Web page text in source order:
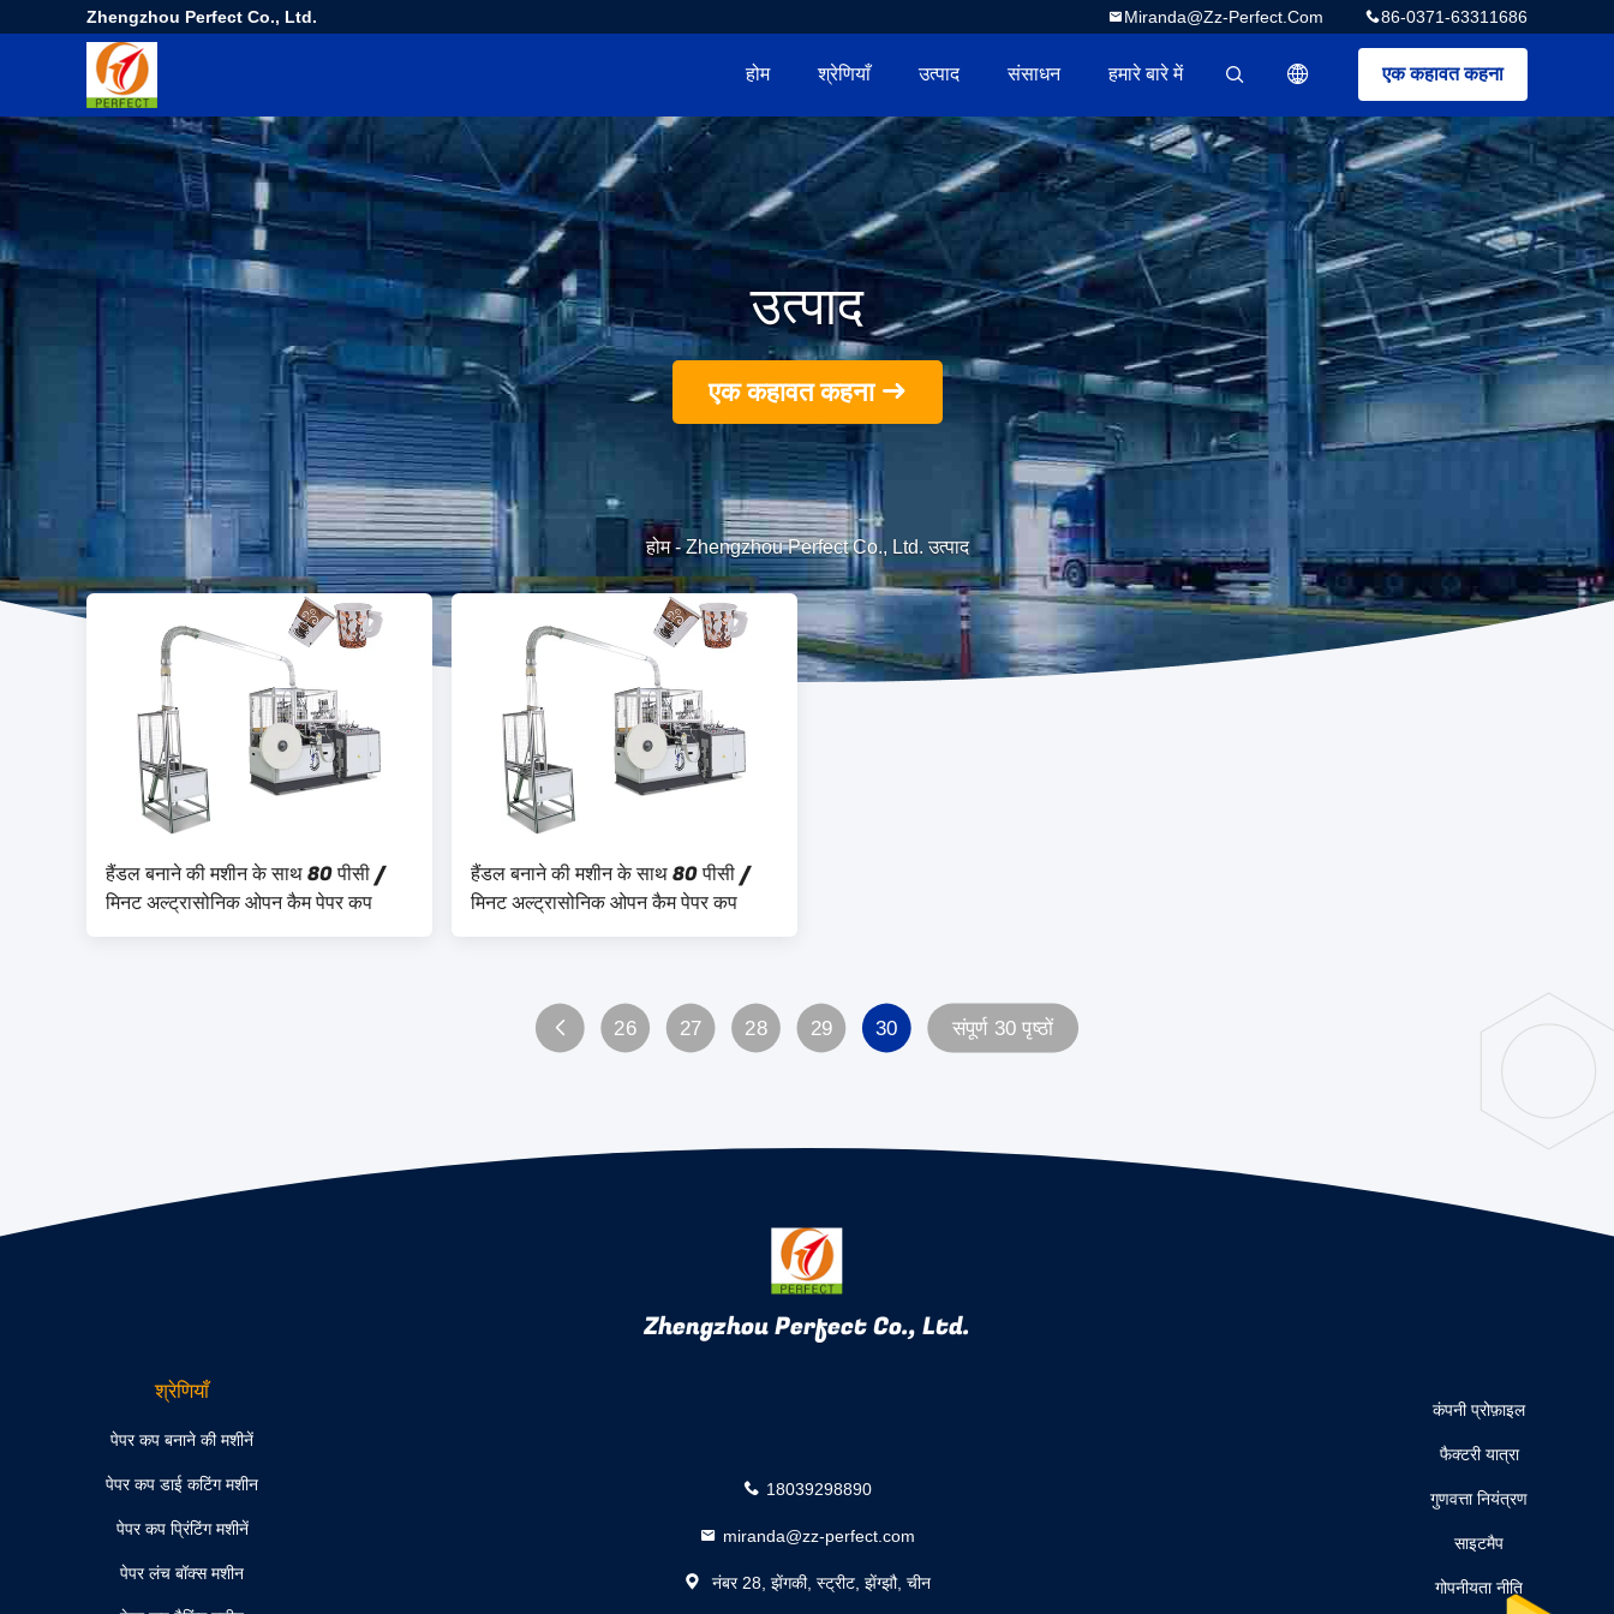
Zhengzhou Perfect Co., Ltd. 86-0371-63311686
Miranda@zz-Perfect.com
एक कहावत कहना
描述
होम श्रेणियाँ उत्पाद संसाधन हमारे बारे में
उत्पाद
एक कहावत कहना
होम-Zhengzhou Perfect Co., Ltd. उत्पाद
हैंडल बनाने की मशीन के साथ 80 पीसी /
मिनट अल्ट्रासोनिक ओपन कैम पेपर कप
हैंडल बनाने की मशीन के साथ 80 पीसी /
मिनट अल्ट्रासोनिक ओपन कैम पेपर कप
26 27 28 29 30 संपूर्ण 30 पृष्ठों
Zhengzhou Perfect Co., Ltd.
श्रेणियाँ
पेपर कप बनाने की मशीनें
पेपर कप डाई कटिंग मशीन
पेपर कप प्रिंटिंग मशीनें
पेपर लंच बॉक्स मशीन
18039298890
miranda@zz-perfect.com
नंबर 28, झेंगकी, स्ट्रीट, झेंग्झौ, चीन
कंपनी प्रोफ़ाइल
फैक्टरी यात्रा
गुणवत्ता नियंत्रण
साइटमैप
गोपनीयता नीति